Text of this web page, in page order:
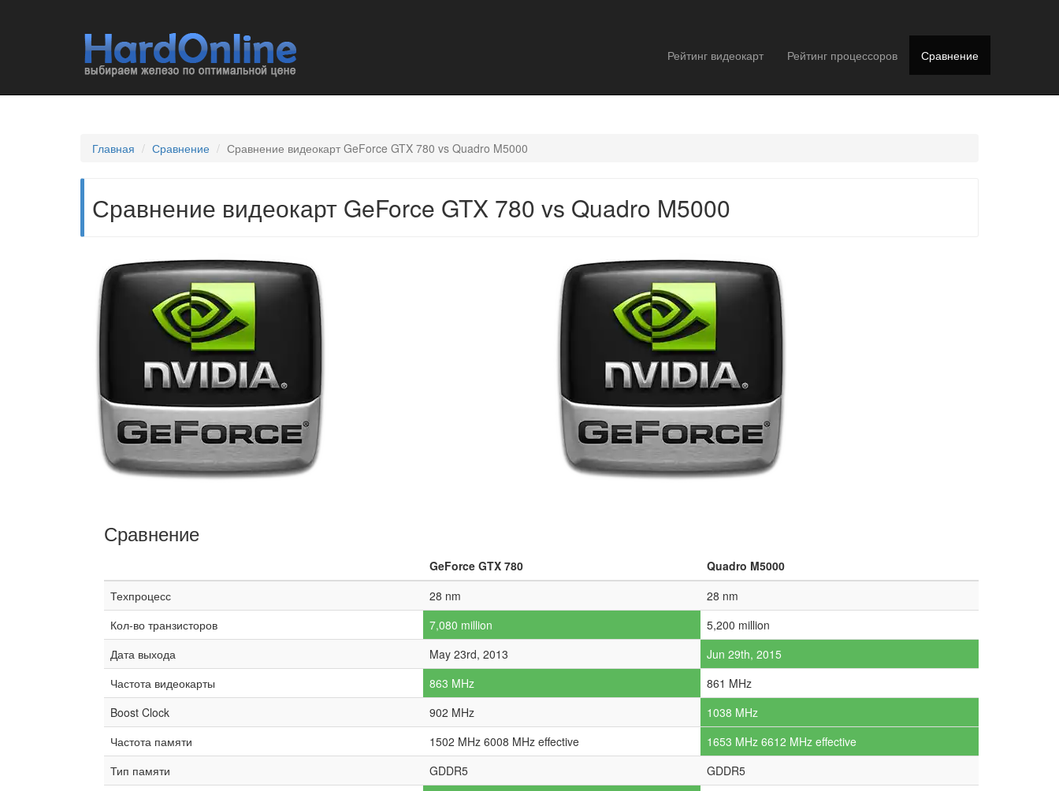
Рейтинг видеокарт Рейтинг процессоров Сравнение
Главная Сравнение Сравнение видеокарт GeForce GTX 780 vs Quadro M5000
Сравнение видеокарт GeForce GTX 780 vs Quadro M5000
Сравнение
GeForce GTX 780
Quadro M5000
Техпроцесс
28 nm
28 nm
Кол-во транзисторов
7,080 million
5,200 million
Дата выхода
May 23rd, 2013
Jun 29th, 2015
Частота видеокарты
863 MHz
861 MHz
Boost Clock
902 MHz
1038 MHz
Частота памяти
1502 MHz 6008 MHz effective
1653 MHz 6612 MHz effective
Тип памяти
GDDR5
GDDR5